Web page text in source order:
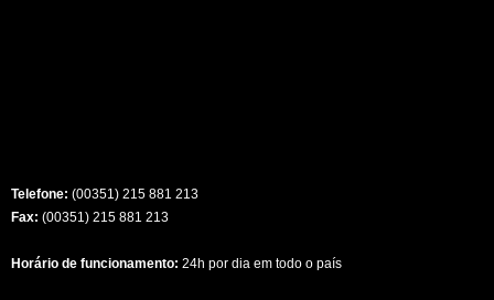
Telefone: (00351) 215 881 213
Fax: (00351) 215 881 213
Horário de funcionamento: 24h por dia em todo o país